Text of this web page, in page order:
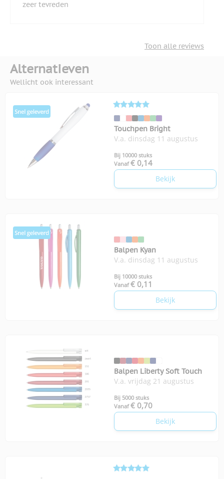
zeer tevreden
Toon alle reviews
Alternatieven
Wellicht ook interessant
Touchpen Bright
V.a. dinsdag 11 augustus
Bij 10000 stuks
Vanaf € 0,14
Bekijk
Balpen Kyan
V.a. dinsdag 11 augustus
Bij 10000 stuks
Vanaf € 0,11
Bekijk
Balpen Liberty Soft Touch
V.a. vrijdag 21 augustus
Bij 5000 stuks
Vanaf € 0,70
Bekijk